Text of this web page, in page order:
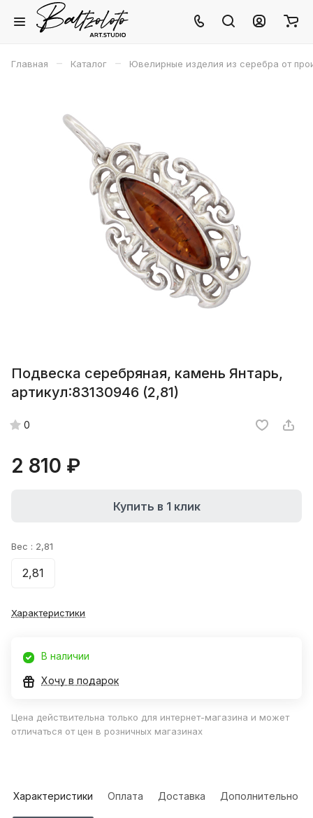
Главная – Каталог – Ювелирные изделия из серебра от
Подвеска серебряная, камень Янтарь,
артикул:83130946 (2,81)
0
2 810 ₽
Купить в 1 клик
Вес : 2,81
2,81
Характеристики
В наличии
Хочу в подарок
Цена действительна только для интернет-магазина и может
отличаться от цен в розничных магазинах
Характеристики Оплата Доставка Дополнительно